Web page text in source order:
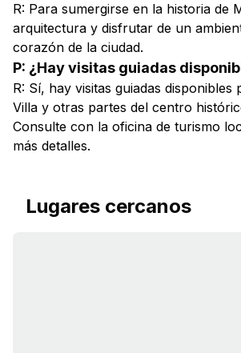
R: Para sumergirse en la historia de
arquitectura y disfrutar de un
corazón de la ciudad.
P: ¿Hay visitas guiadas
R: Sí, hay visitas guiadas disponibles
Villa y otras partes del centro
Consulte con la oficina de turismo
más detalles.
Lugares cercanos